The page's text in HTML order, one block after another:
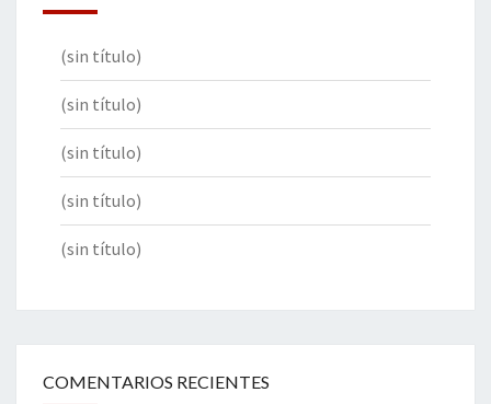
(sin título)
(sin título)
(sin título)
(sin título)
(sin título)
COMENTARIOS RECIENTES